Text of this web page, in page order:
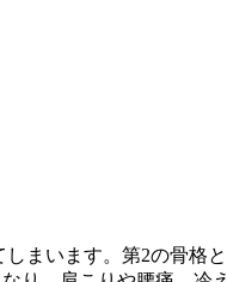
まいます。第2の骨格